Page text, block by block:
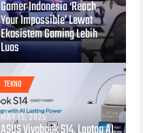
Gamer Indonesia ‘Reach
Your Impossible’ Lewat
Ekosistem Gaming Lebih
Luas
TEKNO
MAY 15, 2025